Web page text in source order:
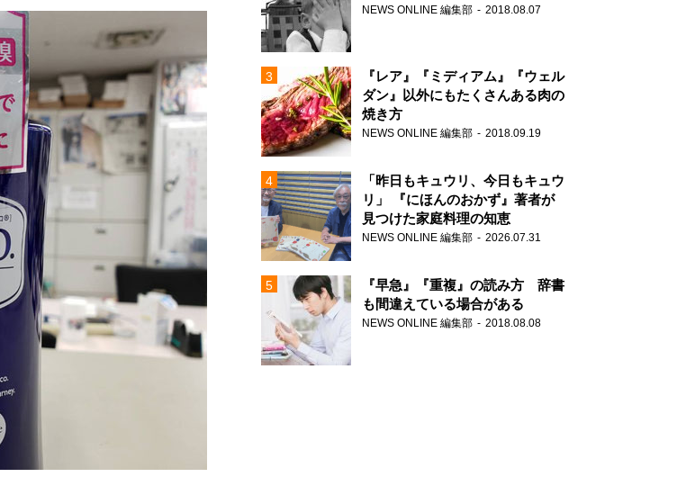
NEWS ONLINE 編集部 2018.08.07
『レア』『ミディアム』『ウェル
ダン』以外にもたくさんある肉の
焼き方
NEWS ONLINE 編集部 2018.09.19
「昨日もキュウリ、今日もキュウ
リ」 『にほんのおかず』著者が
見つけた家庭料理の知恵
NEWS ONLINE 編集部 2026.07.31
『早急』『重複』の読み方 辞書
も間違えている場合がある
NEWS ONLINE 編集部 2018.08.08